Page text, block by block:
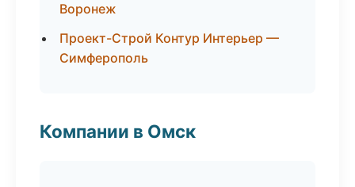
Воронеж
Проект-Строй Контур Интерьер —
Симферополь
Компании в Омск